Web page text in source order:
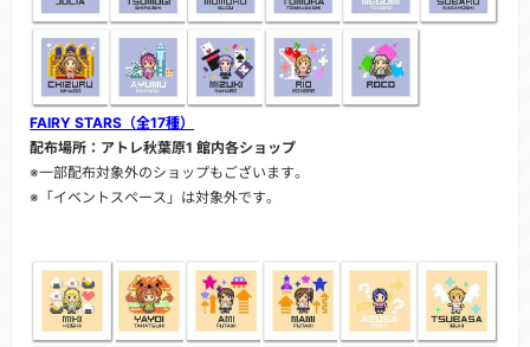
FAIRY STARS（全17種）
配布場所：アトレ秋葉原1 館内各ショップ
※一部配布対象外のショップもございます。
※「イベントスペース」は対象外です。